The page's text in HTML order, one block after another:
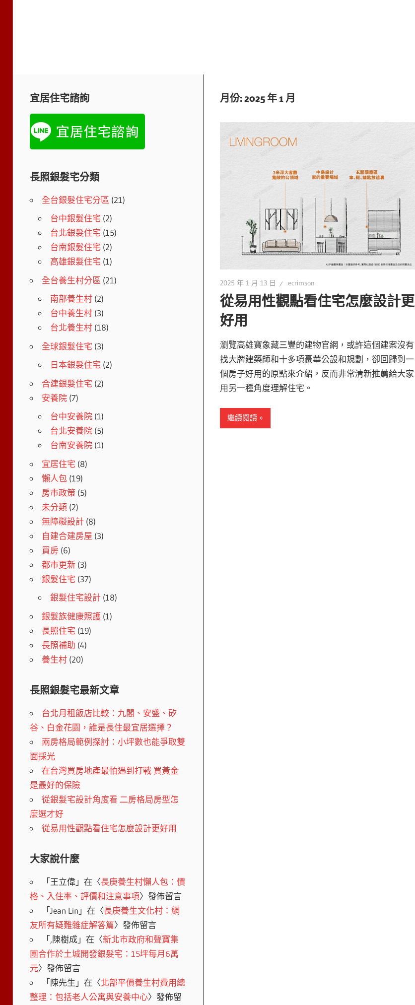
月份:2025 年 1 月
2025 年 1 月 13 日 ecrimson
從易用性觀點看住宅怎麼設計更
好用
瀏覽高雄寶象藏三豐的建物官網，或許這個建案沒有
找大牌建築師和十多項豪華公設和規劃，卻回歸到一
個房子好用的原點來介紹，反而非常清新推薦給大家
用另一種角度理解住宅。
繼續閱讀
宜居住宅諮詢
長照銀髮宅分類
全台銀髮住宅分區 (21)
台中銀髮住宅 (2)
台北銀髮住宅 (15)
台南銀髮住宅 (2)
高雄銀髮住宅 (1)
全台養生村分區 (21)
南部養生村(2)
台中養生村(3)
台北養生村(18)
全球銀髮住宅 (3)
日本銀髮住宅 (2)
合建銀髮住宅 (2)
安養院(7)
台中安養院(1)
台北安養院(5)
台南安養院(1)
宜居住宅 (8)
懶人包(19)
房市政策(5)
未分類(2)
無障礙設計(8)
自建合建房屋 (3)
買房(6)
都市更新(3)
銀髮住宅 (37)
銀髮住宅設計(18)
銀髮族健康照護(1)
長照住宅 (19)
長照補助 (4)
養生村(20)
長照銀髮宅最新文章
台北月租飯店比較：九閣、安盛、矽
谷、白金花園，誰是長住最宜居選擇？
兩房格局範例探討：小坪數也能爭取雙
面採光
在台灣買房地產最怕遇到打戰 買黃金
是最好的保險
從銀髮宅設計角度看 二房格局房型怎
麼選才好
從易用性觀點看住宅怎麼設計更好用
大家說什麼
「王立偉」在〈長庚養生村懶人包：價
格、入住率、評價和注意事項〉發佈留言
「Jean Lin 」在〈長庚養生文化村：網
友所有疑難雜症解答篇〉發佈留言
「,陳樹成」在〈新北市政府和聲寶集
團合作於土城開發銀髮宅：15坪每月6萬
元〉發佈留言
「陳先生 」在〈北部平價養生村費用總
整理：包括老人公寓與安養中心〉發佈留